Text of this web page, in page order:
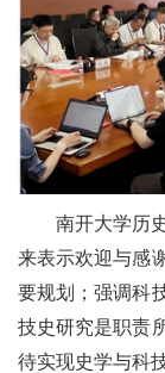
南开大学历
来表示欢迎与感
要规划；强调科
技史研究是职责
待实现史学与科